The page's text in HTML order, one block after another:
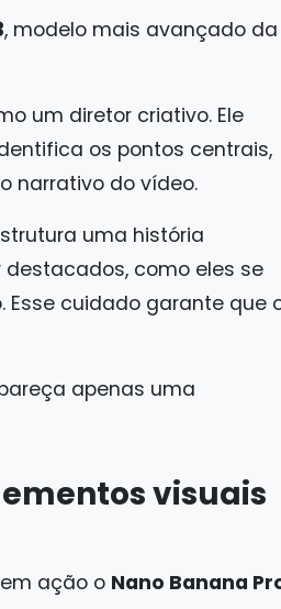
, modelo mais avançado da
um diretor criativo. Ele
os pontos centrais,
narrativo do vídeo.
uma história
como eles se
cuidado garante que
apenas uma
visuais
ação o Nano Banana